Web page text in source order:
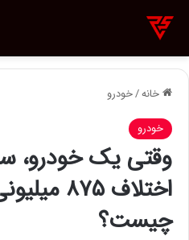
خانه/خودرو
خودرو
وقتی یک خودرو،
اختلاف
چیست؟